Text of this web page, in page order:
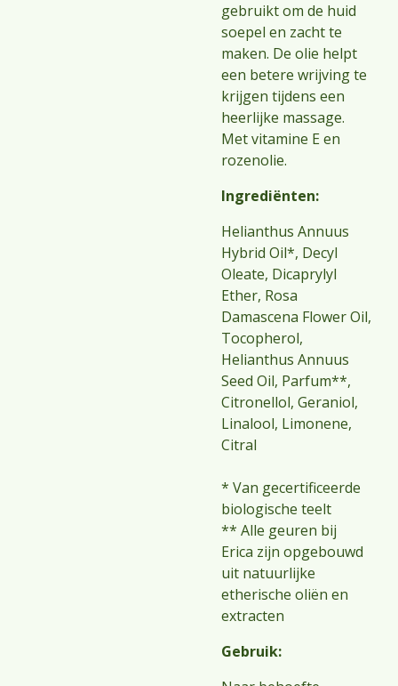
gebruikt om de huid
soepel en zacht te
maken. De olie helpt
een betere wrijving te
krijgen tijdens een
heerlijke massage.
Met vitamine E en
rozenolie.
Ingrediënten:
Helianthus Annuus
Hybrid Oil*, Decyl
Oleate, Dicaprylyl
Ether, Rosa
Damascena Flower Oil,
Tocopherol,
Helianthus Annuus
Seed Oil, Parfum**,
Citronellol, Geraniol,
Linalool, Limonene,
Citral
* Van gecertificeerde
biologische teelt
** Alle geuren bij
Erica zijn opgebouwd
uit natuurlijke
etherische oliën en
extracten
Gebruik: